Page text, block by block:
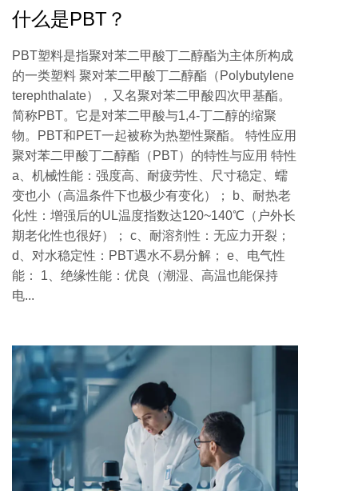
什么是PBT？
PBT塑料是指聚对苯二甲酸丁二醇酯为主体所构成
的一类塑料 聚对苯二甲酸丁二醇酯（Polybutylene
terephthalate），又名聚对苯二甲酸四次甲基酯。
简称PBT。它是对苯二甲酸与1,4-丁二醇的缩聚
物。PBT和PET一起被称为热塑性聚酯。 特性应用
聚对苯二甲酸丁二醇酯（PBT）的特性与应用 特性
a、机械性能：强度高、耐疲劳性、尺寸稳定、蠕
变也小（高温条件下也极少有变化）； b、耐热老
化性：增强后的UL温度指数达120~140℃（户外长
期老化性也很好）； c、耐溶剂性：无应力开裂；
d、对水稳定性：PBT遇水不易分解； e、电气性
能： 1、绝缘性能：优良（潮湿、高温也能保持
电...